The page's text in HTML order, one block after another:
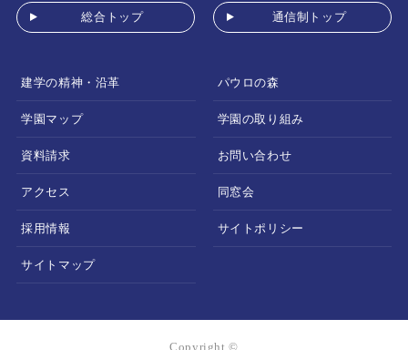
総合トップ 通信制トップ
建学の精神・沿革 パウロの森
学園マップ 学園の取り組み
資料請求 お問い合わせ
アクセス 同窓会
採用情報 サイトポリシー
サイトマップ
Copyright ©